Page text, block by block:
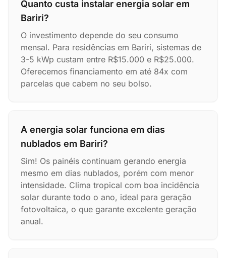
Quanto custa instalar energia solar em
Bariri?
O investimento depende do seu consumo
mensal. Para residências em Bariri, sistemas de
3-5 kWp custam entre R$15.000 e R$25.000.
Oferecemos financiamento em até 84x com
parcelas que cabem no seu bolso.
A energia solar funciona em dias
nublados em Bariri?
Sim! Os painéis continuam gerando energia
mesmo em dias nublados, porém com menor
intensidade. Clima tropical com boa incidência
solar durante todo o ano, ideal para geração
fotovoltaica, o que garante excelente geração
anual.